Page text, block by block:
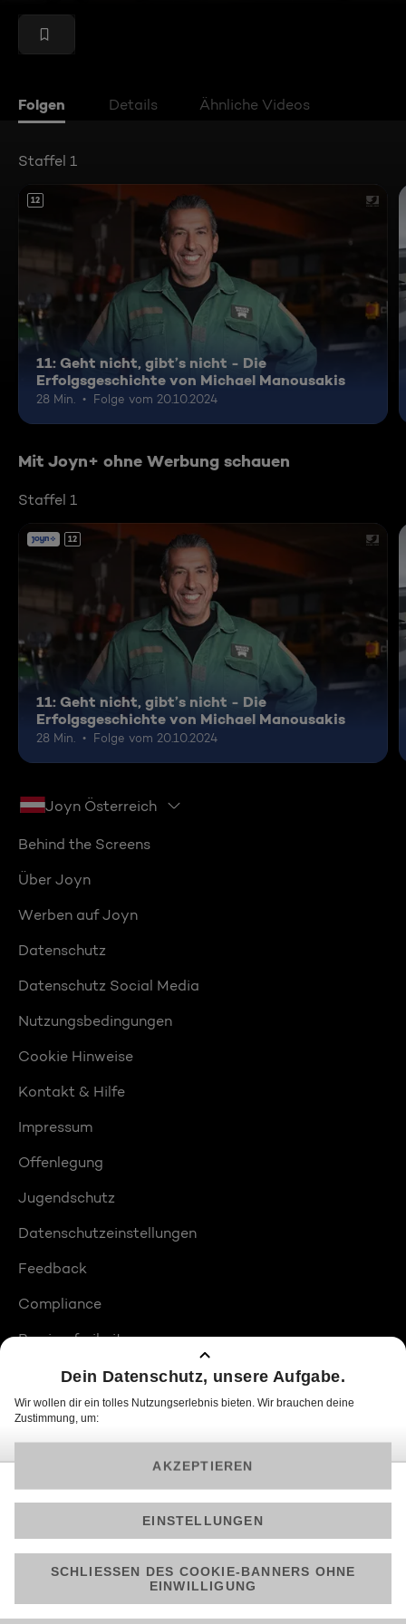
Folgen Details Ähnliche Videos
Staffel 1
12
11: Geht nicht, gibt’s nicht - Die
Erfolgsgeschichte von Michael Manousakis
28 Min. Folge vom 20.10.2024
Mit Joyn+ ohne Werbung schauen
Staffel 1
12
11: Geht nicht, gibt’s nicht - Die
Erfolgsgeschichte von Michael Manousakis
28 Min. Folge vom 20.10.2024
Joyn Österreich
Behind the Screens
Über Joyn
Werben auf Joyn
Datenschutz
Datenschutz Social Media
Nutzungsbedingungen
Cookie Hinweise
Kontakt & Hilfe
Impressum
Offenlegung
Jugendschutz
Datenschutzeinstellungen
Feedback
Compliance
Barrierefreiheit
Produktplatzierungen